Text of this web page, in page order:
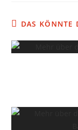
DAS KÖNNTE